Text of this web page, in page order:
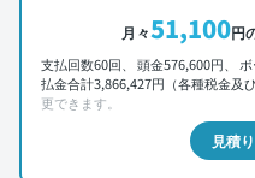
月々51,100円
支払回数60回、 頭金576,600円、
払金合計3,866,427円（各種税金及
更できます。
見積